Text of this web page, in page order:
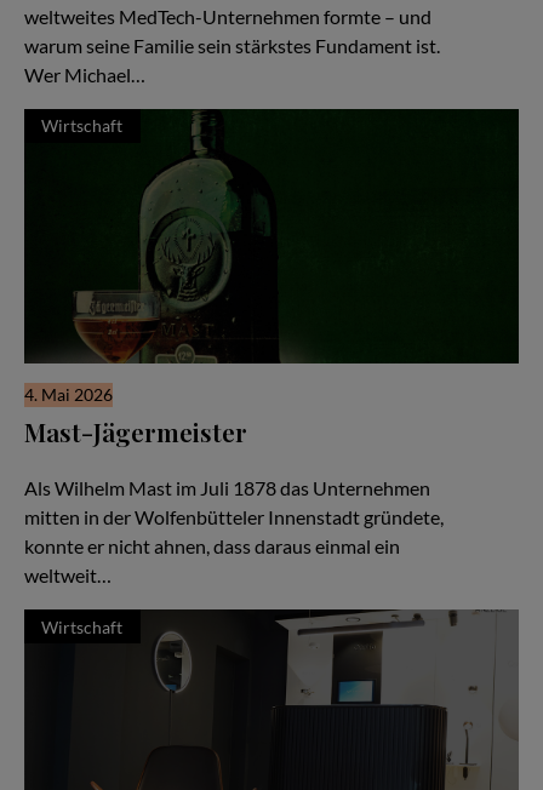
weltweites MedTech-Unternehmen formte – und
warum seine Familie sein stärkstes Fundament ist.
Wer Michael…
Wirtschaft
4. Mai 2026
Mast-Jägermeister
Als Wilhelm Mast im Juli 1878 das Unternehmen
mitten in der Wolfenbütteler Innenstadt gründete,
konnte er nicht ahnen, dass daraus einmal ein
weltweit…
Wirtschaft